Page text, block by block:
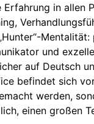
Erfahrung in allen
und
auf Deutsch
befindet sich
werden,
einen großen